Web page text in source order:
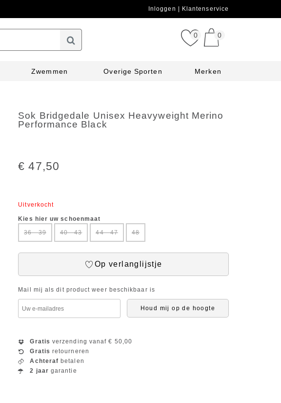
Inloggen Klantenservice
0 0
Zwemmen Overige Sporten Merken
Sok Bridgedale Unisex Heavyweight Merino
Performance Black
€ 47,50
Uitverkocht
Kies hier uw schoenmaat
36 - 39
40 - 43 44 - 47 48
Op verlanglijstje
Mail mij als dit product weer beschikbaar is
Houd mij op de hoogte
Gratis verzending vanaf € 50,00
Gratis retourneren
Achteraf betalen
2 jaar garantie